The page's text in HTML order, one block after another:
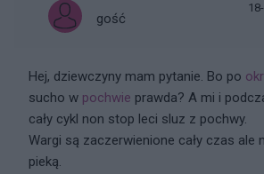
gość
Hej, dziewczyny mam pytanie. Bo po
sucho w pochwie prawda? A mi i
cały cykl non stop leci sluz z pochwy.
Wargi są zaczerwienione cały czas ale
pieką.